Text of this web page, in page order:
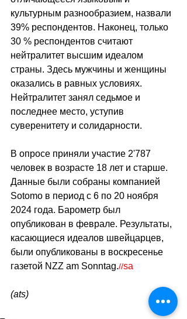
культурным разнообразием, назвали
39% респондентов. Наконец, только
30 % респондентов считают
нейтралитет высшим идеалом
страны. Здесь мужчины и женщины
оказались в равных условиях.
Нейтралитет занял седьмое и
последнее место, уступив
суверенитету и солидарности.
В опросе приняли участие 2'787
человек в возрасте 18 лет и старше.
Данные были собраны компанией
Sotomo в период с 6 по 20 ноября
2024 года. Барометр был
опубликован в феврале. Результаты,
касающиеся идеалов швейцарцев,
были опубликованы в воскресенье
газетой NZZ am Sonntag.//sa
(ats)